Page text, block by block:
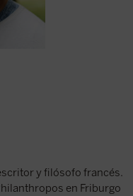
y filósofo francés.
en Friburgo